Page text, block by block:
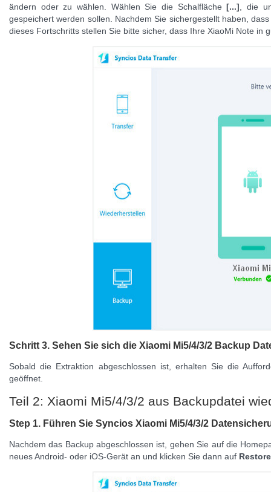
ändern oder zu wählen. Wählen Sie die Schalfläche[...] , die
gespeichert werden sollen. Nachdem Sie sichergestellt haben,
dieses Fortschritts stellen Sie bitte sicher, dass Ihre XiaoMi Note in
Schritt 3. Sehen Sie sich die Xiaomi Mi5/4/3/2 Backup
Sobald die Extraktion abgeschlossen ist, erhalten Sie die
geöffnet.
Teil 2: Xiaomi Mi5/4/3/2 aus Backupdatei
Step 1. Führen Sie Syncios Xiaomi Mi5/4/3/2
Nachdem das Backup abgeschlossen ist, gehen Sie auf die
neues Android- oder iOS-Gerät an und klicken Sie dann auf Restore